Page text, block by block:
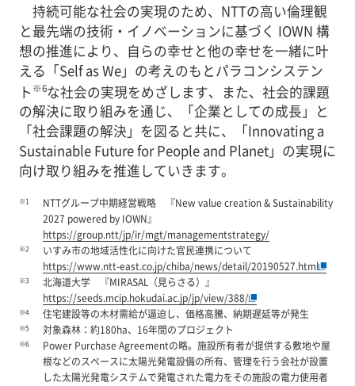
持続可能な社会の実現のため、NTTの高い倫理観
と最先端の技術・イノベーションに基づく IOWN 構
想の推進により、自らの幸せと他の幸せを一緒に叶
える「Self as We」の考えのもとパラコンシステン
ト ※6な社会の実現をめざします、また、社会的課題
の解決に取り組みを通じ、「企業としての成長」と
「社会課題の解決」を図ると共に、「Innovating a
Sustainable Future for People and Planet」の実現に
向け取り組みを推進していきます。
※1
NTTグループ中期経営戦略 『New value creation & Sustainability
2027 powered by IOWN』
https://group.ntt/jp/ir/mgt/managementstrategy/
※2
いすみ市の地域活性化に向けた官民連携について
https://www.ntt-east.co.jp/chiba/news/detail/20190527.html
※3
北海道大学 『MIRASAL（見らさる）』
https://seeds.mcip.hokudai.ac.jp/jp/view/388/
※4 住宅建設等の木材需給が逼迫し、価格高騰、納期遅延等が発生
※5 対象森林：約180ha、16年間のプロジェクト
※6
Power Purchase Agreementの略。施設所有者が提供する敷地や屋
根などのスペースに太陽光発電設備の所有、管理を行う会社が設置
した太陽光発電システムで発電された電力をその施設の電力使用者